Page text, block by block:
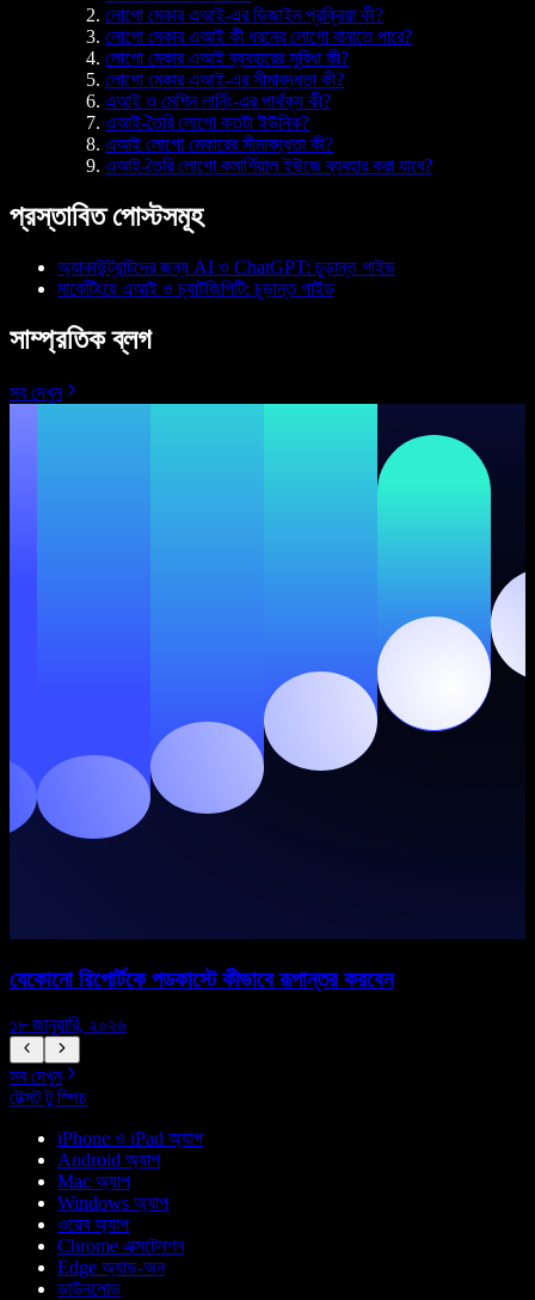
লোগো মেকার এআই-এর ডিজাইন প্রক্রিয়া কী?
লোগো মেকার এআই কী ধরনের লোগো বানাতে পারে?
লোগো মেকার এআই ব্যবহারের সুবিধা কী?
লোগো মেকার এআই-এর সীমাবদ্ধতা কী?
এআই ও মেশিন লার্নিং-এর পার্থক্য কী?
এআই-তৈরি লোগো কতটা ইউনিক?
এআই লোগো মেকারের সীমাবদ্ধতা কী?
এআই-তৈরি লোগো কমার্শিয়াল ইউজে ব্যবহার করা যাবে?
প্রস্তাবিত পোস্টসমূহ
অ্যাকাউন্ট্যান্টদের জন্য AI ও ChatGPT: চূড়ান্ত গাইড
মার্কেটিংয়ে এআই ও চ্যাটজিপিটি: চূড়ান্ত গাইড
সাম্প্রতিক ব্লগ
সব দেখুন
যেকোনো রিপোর্টকে পডকাস্টে কীভাবে রূপান্তর করবেন
১৮ জানুয়ারি, ২০২৬
সব দেখুন
টেক্সট টু স্পিচ
iPhone ও iPad অ্যাপ
Android অ্যাপ
Mac অ্যাপ
Windows অ্যাপ
ওয়েব অ্যাপ
Chrome এক্সটেনশন
Edge অ্যাড-অন
ডাউনলোড